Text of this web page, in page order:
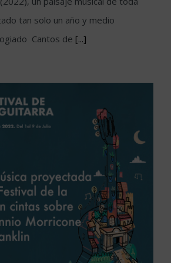
tan solo un año y medio
Cantos de [...]